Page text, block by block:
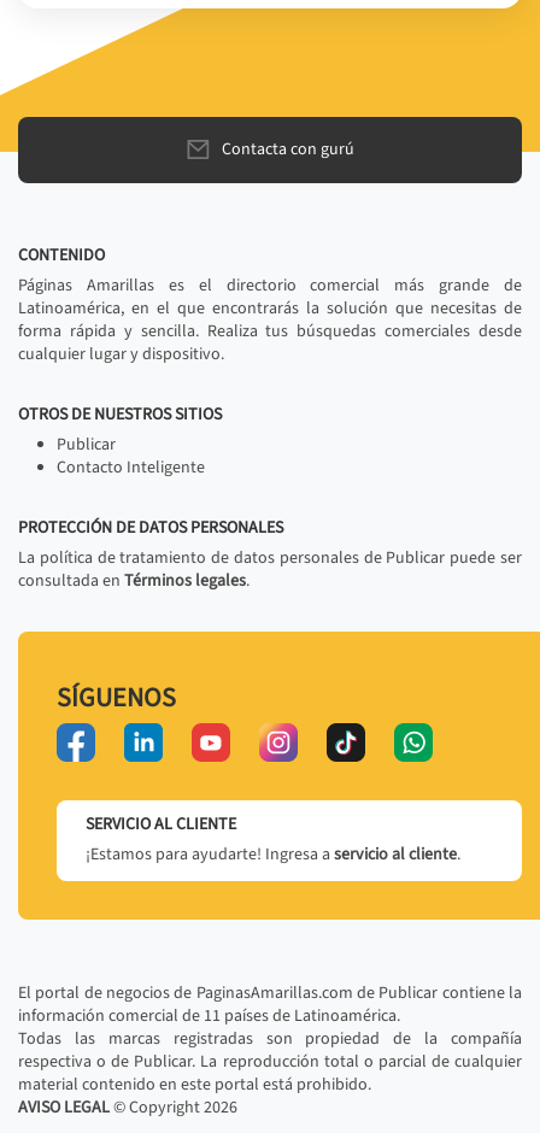
Contacta con gurú
CONTENIDO
Páginas Amarillas es el directorio comercial más grande de
Latinoamérica, en el que encontrarás la solución que necesitas de
forma rápida y sencilla. Realiza tus búsquedas comerciales desde
cualquier lugar y dispositivo.
OTROS DE NUESTROS SITIOS
Publicar
Contacto Inteligente
PROTECCIÓN DE DATOS PERSONALES
La política de tratamiento de datos personales de Publicar puede ser
consultada en Términos legales.
SÍGUENOS
SERVICIO AL CLIENTE
¡Estamos para ayudarte! Ingresa a servicio al cliente.
El portal de negocios de PaginasAmarillas.com de Publicar contiene la
información comercial de 11 países de Latinoamérica.
Todas las marcas registradas son propiedad de la compañía
respectiva o de Publicar. La reproducción total o parcial de cualquier
material contenido en este portal está prohibido.
AVISO LEGAL© Copyright2026